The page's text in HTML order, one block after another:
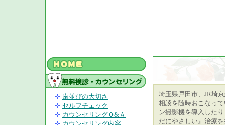
歯並びの大切さ
セルフチェック
カウンセリングＱ&Ａ
埼玉県戸田市、JR埼
相談を随時おこなっ
ン撮影機を導入した
だにやさしい』治療